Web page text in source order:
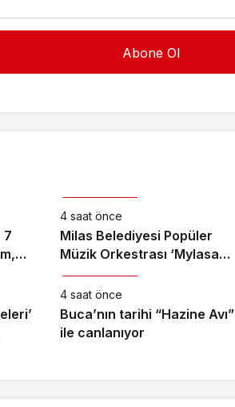
7
4 saat önce
Milas Belediyesi Popüler
Müzik Orkestrası ‘Mylasa
Band’ Ören’de Unutulmaz Bir
Konser Verdi
4 saat önce
Buca’nın tarihi “Hazine Avı”
ile canlanıyor